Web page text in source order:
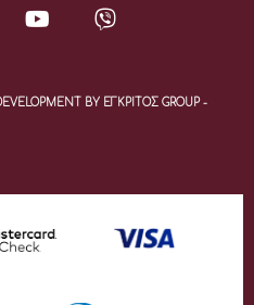
BY ΕΓΚΡΙΤΟΣ GROUP -